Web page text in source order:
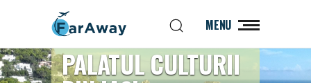
MENU
PALATUL CULTURII